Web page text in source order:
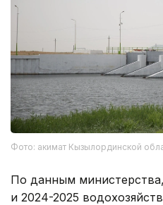
Фото: акимат Кызылординской
По данным
и 2024-2025